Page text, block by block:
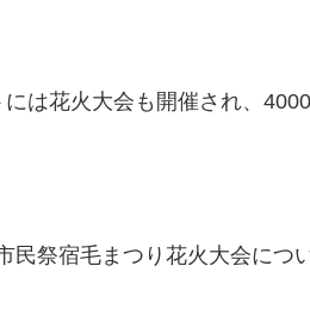
は花火大会も開催され、
民祭宿毛まつり花火大会につ